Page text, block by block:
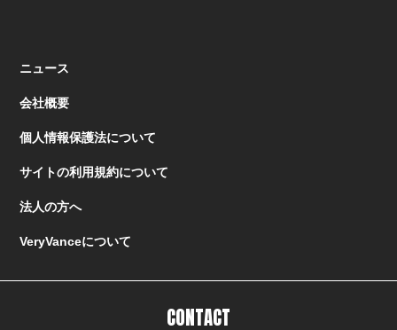
ニュース
会社概要
個人情報保護法について
サイトの利用規約について
法人の方へ
VeryVanceについて
CONTACT